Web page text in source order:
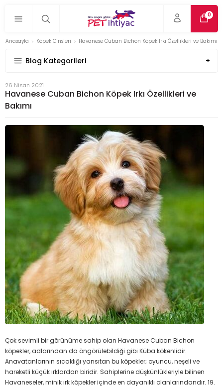
0
Anasayfa Köpek Cinsleri Havanese Cuban Bichon Köpek Irkı Özellikleri ve Bakımı
Blog Kategorileri
Havanese Cuban Bichon Köpek Irkı Özellikleri ve
Bakımı
26 Nisan 2021
Çok sevimli bir görünüme sahip olan Havanese Cuban Bichon
köpekler, adlarından da öngörülebildiği gibi Küba kökenlidir.
Anavatanlarının sıcaklığı yansıtan bu köpekler; oyuncu, neşeli ve
hareketli küçük ırklardan biridir. Sahiplerine düşkünlükleriyle bilinen
Havaneseler, minik ırk köpekler içinde en dayanıklı olanlarındandır. 19.